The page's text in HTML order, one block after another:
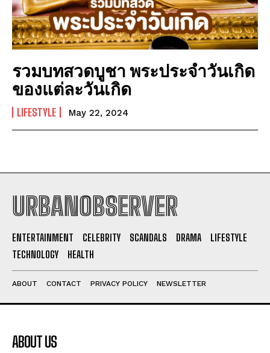
I WANT IN
I've read and accept thePrivacy Policy
รวมบทสวดบูชา พระประจำวันเกิด
ของแต่ละวันเกิด
LIFESTYLE May 22, 2024
URBANOBSERVER
ENTERTAINMENT CELEBRITY SCANDALS DRAMA
LIFESTYLE
TECHNOLOGY
HEALTH
ABOUT CONTACT PRIVACY POLICY NEWSLETTER
ABOUT US